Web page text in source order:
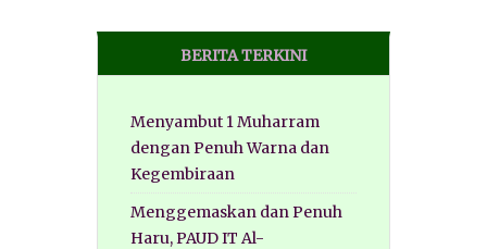
BERITA TERKINI
Menyambut 1 Muharram
dengan Penuh Warna dan
Kegembiraan
Menggemaskan dan Penuh
Haru, PAUD IT Al-